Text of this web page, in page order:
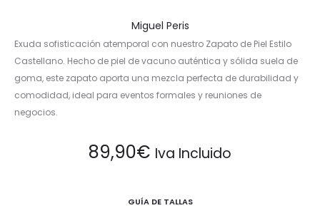
Miguel Peris
Exuda sofisticación atemporal con nuestro Zapato de Piel Estilo
Castellano. Hecho de piel de vacuno auténtica y sólida suela de
goma, este zapato aporta una mezcla perfecta de durabilidad y
comodidad, ideal para eventos formales y reuniones de
negocios.
89,90€ Iva Incluido
GUÍA DE TALLAS